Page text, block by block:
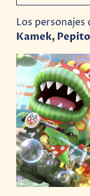
Los personajes
Kamek,